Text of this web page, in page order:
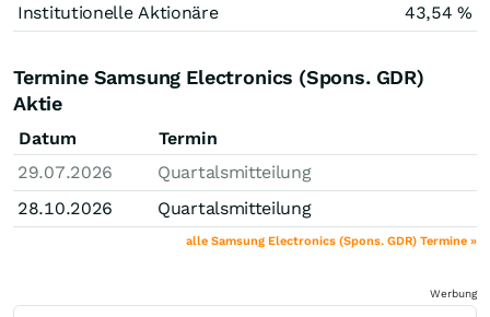
Institutionelle Aktionäre
43,54 %
Termine Samsung Electronics (Spons. GDR)
Aktie
Datum
Termin
29.07.2026
Quartalsmitteilung
28.10.2026
Quartalsmitteilung
alle Samsung Electronics (Spons. GDR) Termine »
Werbung